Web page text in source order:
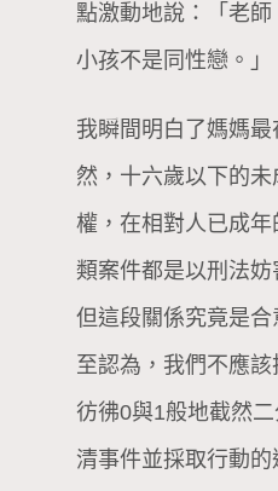
點激動地說：「老
小孩不是同性戀。」
我瞬間明白了媽媽
然，十六歲以下的
權，在相對人已成
類案件都是以刑法妨
但這段關係究竟是
至認為，我們不應
彷彿0與1般地截然
清事件並採取行動